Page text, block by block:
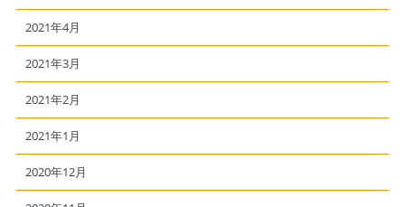
2021年4月
2021年3月
2021年2月
2021年1月
2020年12月